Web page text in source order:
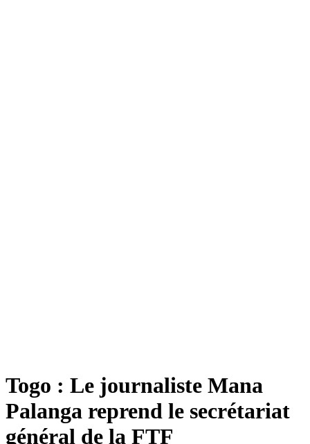
Togo : Le journaliste Mana
Palanga reprend le secrétariat
général de la FTF